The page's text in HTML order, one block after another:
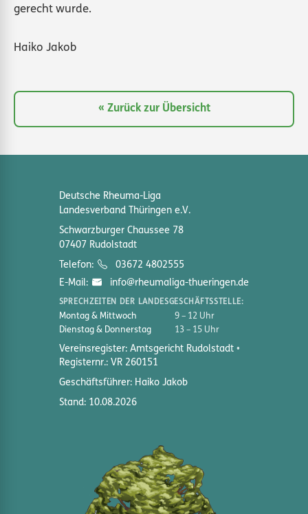
gerecht wurde.
Haiko Jakob
« Zurück zur Übersicht
Deutsche Rheuma-Liga
Landesverband Thüringen e.V.
Schwarzburger Chaussee 78
07407 Rudolstadt
Telefon:
03672 4802555
E-Mail:
info@rheumaliga-thueringen.de
SPRECHZEITEN DER LANDESGESCHÄFTSSTELLE:
Montag & Mittwoch
9 – 12 Uhr
Dienstag & Donnerstag
13 – 15 Uhr
Vereinsregister: Amtsgericht Rudolstadt
Registernr.: VR 260151
Geschäftsführer: Haiko Jakob
Stand: 10.08.2026